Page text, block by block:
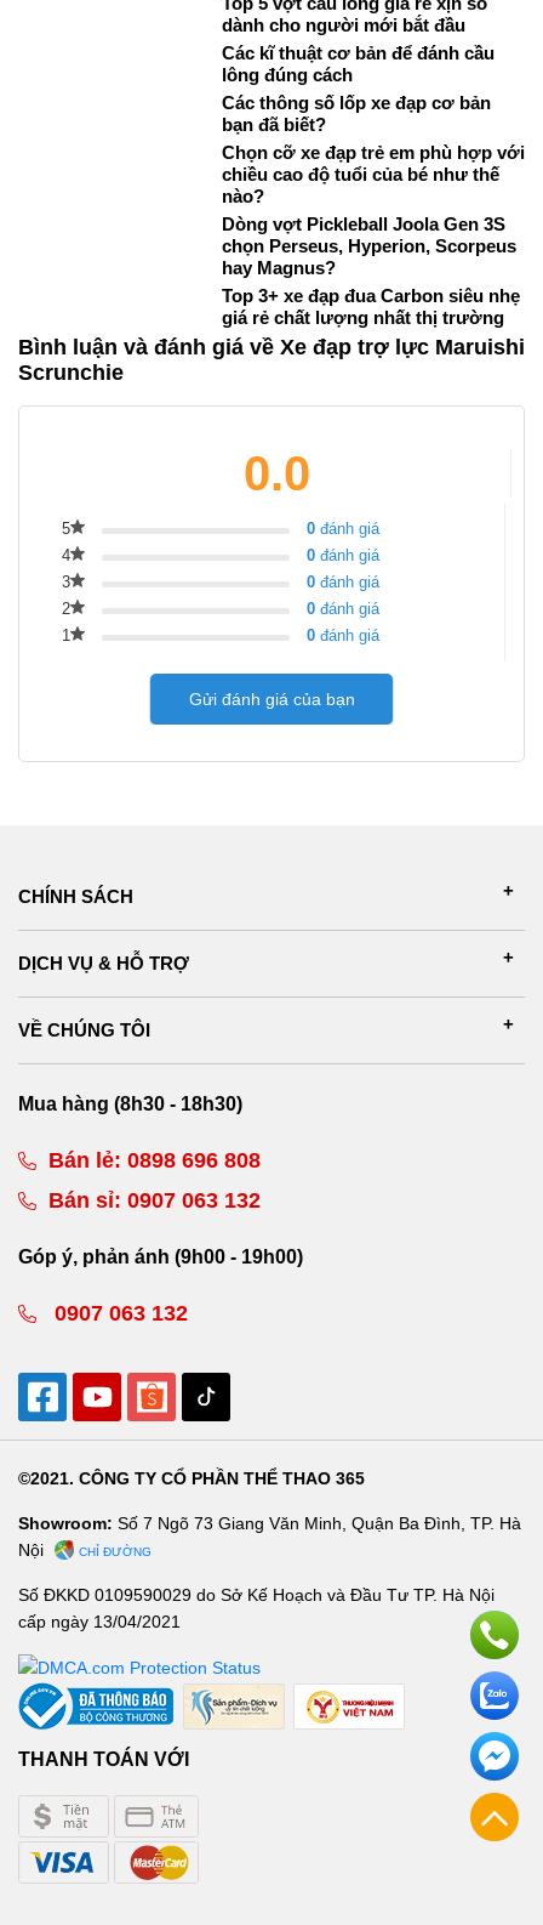
dành cho người mới bắt đầu
Các kĩ thuật cơ bản để đánh cầu
lông đúng cách
Các thông số lốp xe đạp cơ bản
bạn đã biết?
Chọn cỡ xe đạp trẻ em phù hợp với
chiều cao độ tuổi của bé như thế
nào?
Dòng vợt Pickleball Joola Gen 3S
chọn Perseus, Hyperion, Scorpeus
hay Magnus?
Top 3+ xe đạp đua Carbon siêu nhẹ
giá rẻ chất lượng nhất thị trường
Bình luận và đánh giá về Xe đạp trợ lực Maruishi
Scrunchie
0.0
5 0 đánh giá
4
0 đánh giá
3
0 đánh giá
2
0 đánh giá
1
0 đánh giá
Gửi đánh giá của bạn
CHÍNH SÁCH
DỊCH VỤ & HỖ TRỢ
VỀ CHÚNG TÔI
Mua hàng (8h30 - 18h30)
Bán lẻ: 0898 696 808
Bán sỉ: 0907 063 132
Góp ý, phản ánh (9h00 - 19h00)
0907 063 132
©2021. CÔNG TY CỔ PHẦN THỂ THAO 365
Showroom: Số 7 Ngõ 73 Giang Văn Minh, Quận Ba Đình, TP. Hà
Nội
CHỈ ĐƯỜNG
Số ĐKKD 0109590029 do Sở Kế Hoạch và Đầu Tư TP. Hà Nội
cấp ngày 13/04/2021
THANH TOÁN VỚI